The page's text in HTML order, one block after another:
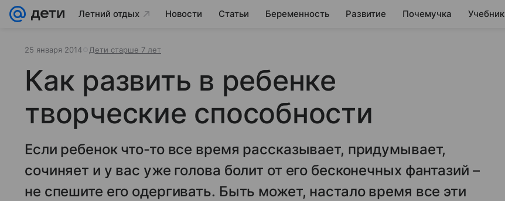
Летний отдых Новости Статьи Беременность Развитие Почемучка Учебник
25 января 2014 Дети старше 7 лет
Как развить в ребенке
творческие способности
Если ребенок что-то все время рассказывает, придумывает,
сочиняет и у вас уже голова болит от его бесконечных фантазий –
не спешите его одергивать. Быть может, настало время все эти